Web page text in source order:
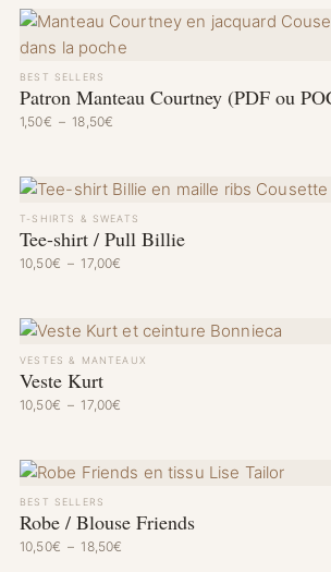
BEST SELLERS
Patron Manteau Courtney (PDF ou
1,50€ – 18,50€
T-SHIRTS & SWEATS
Tee-shirt / Pull Billie
10,50€ – 17,00€
VESTES & MANTEAUX
Veste Kurt
10,50€ – 17,00€
BEST SELLERS
Robe / Blouse Friends
10,50€ – 18,50€